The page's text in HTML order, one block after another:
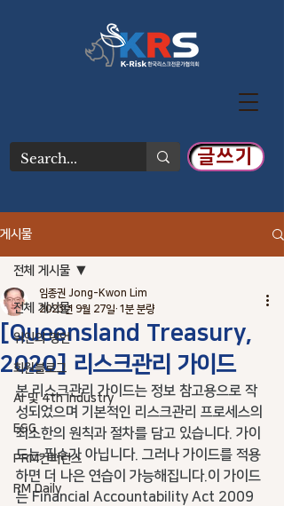
글쓰기
게시물
전체 게시물
위인의 명언
회원블로그
AI 및 4th industry
ESG
PRM컨퍼런스
RM Daily
전체 게시물
[Queensland Treasury,
2020] 리스크관리 가이드
임종권 Jong-Kwon Lim
2023년 9월 27일 1분 분량
본 리스크관리 가이드는 정보 참고용으로 작
성되었으며 기본적인 리스크관리 프로세스의
최소한의 원칙과 절차를 담고 있습니다. 가이
드는 필수가 아닙니다. 그러나 가이드를 적용
하면 더 나은 연습이 가능해집니다.이 가이드
는 Financial Accountability Act 2009